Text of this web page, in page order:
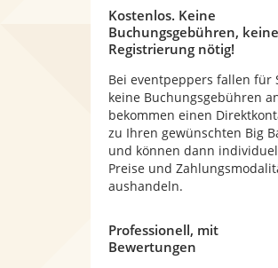
Kostenlos. Keine
Buchungsgebühren, keine
Registrierung nötig!
Bei eventpeppers fallen für
keine Buchungsgebühren
bekommen einen
zu Ihren gewünschten Big
und können dann
Preise und
aushandeln.
Professionell, mit
Bewertungen